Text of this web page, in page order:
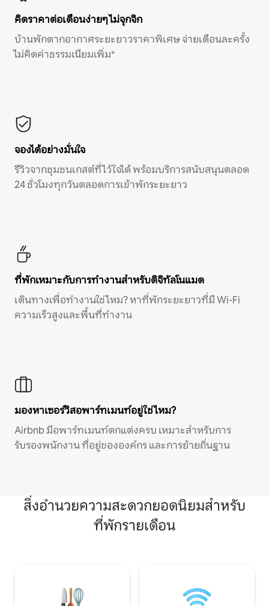
คิดราคาต่อเดือนง่ายๆ ไม่จุกจิก
บ้านพักตากอากาศระยะยาวราคาพิเศษ จ่ายเดือนละครั้ง
ไม่คิดค่าธรรมเนียมเพิ่ม*
จองได้อย่างมั่นใจ
รีวิวจากชุมชนเกสต์ที่ไว้ใจได้ พร้อมบริการสนับสนุนตลอด
24 ชั่วโมงทุกวันตลอดการเข้าพักระยะยาว
ที่พักเหมาะกับการทำงานสำหรับดิจิทัลโนแมด
เดินทางเพื่อทำงานใช่ไหม? หาที่พักระยะยาวที่มี Wi-Fi
ความเร็วสูงและพื้นที่ทำงาน
มองหาเซอร์วิสอพาร์ทเมนท์อยู่ใช่ไหม?
Airbnb มีอพาร์ทเมนท์ตกแต่งครบ เหมาะสำหรับการ
รับรองพนักงาน ที่อยู่ขององค์กร และการย้ายถิ่นฐาน
สิ่งอำนวยความสะดวกยอดนิยมสำหรับ
ที่พักรายเดือน